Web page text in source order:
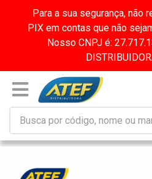
Para a sua segurança, não
PIX em contas que não
Nosso CNPJ é: